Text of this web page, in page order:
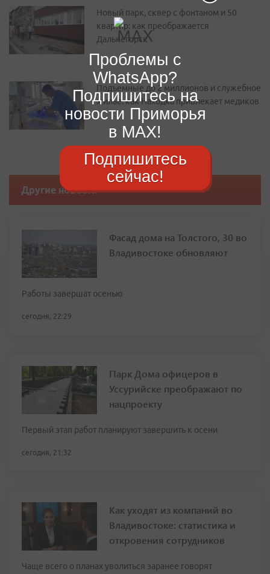
Новый парк, сквер с фонтаном и 50
квартир: как преображается
Дальнегорск
Подъемные до 2 миллионов и служебное
жилье: как Находка привлекает медиков
Другие новости
Фасад дома на Толстого, 30 во
Владивостоке обновляют
Работы завершат осенью
сегодня, 22:29
Парк Дома офицеров в
Уссурийске преображают по
нацпроекту
Первый этап работ планируют завершить к осени
сегодня, 21:32
Как уходят из компаний во
Владивостоке: статистика и
откровения сотрудников
Чаще всего о планах уволиться заранее говорят
Проблемы с
WhatsApp?
Подпишитесь на
новости Приморья
в MAX!
Подпишитесь
сейчас!